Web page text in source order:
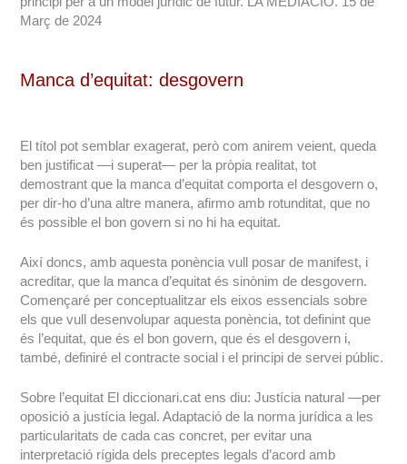
Març de 2024
Manca d’equitat: desgovern
El títol pot semblar exagerat, però com anirem veient, queda
ben justificat —i superat— per la pròpia realitat, tot
demostrant que la manca d’equitat comporta el desgovern o,
per dir-ho d’una altre manera, afirmo amb rotunditat, que no
és possible el bon govern si no hi ha equitat.
Així doncs, amb aquesta ponència vull posar de manifest, i
acreditar, que la manca d’equitat és sinònim de desgovern.
Començaré per conceptualitzar els eixos essencials sobre
els que vull desenvolupar aquesta ponència, tot definint que
és l’equitat, que és el bon govern, que és el desgovern i,
també, definiré el contracte social i el principi de servei públic.
Sobre l’equitat El diccionari.cat ens diu: Justícia natural —per
oposició a justícia legal. Adaptació de la norma jurídica a les
particularitats de cada cas concret, per evitar una
interpretació rígida dels preceptes legals d’acord amb